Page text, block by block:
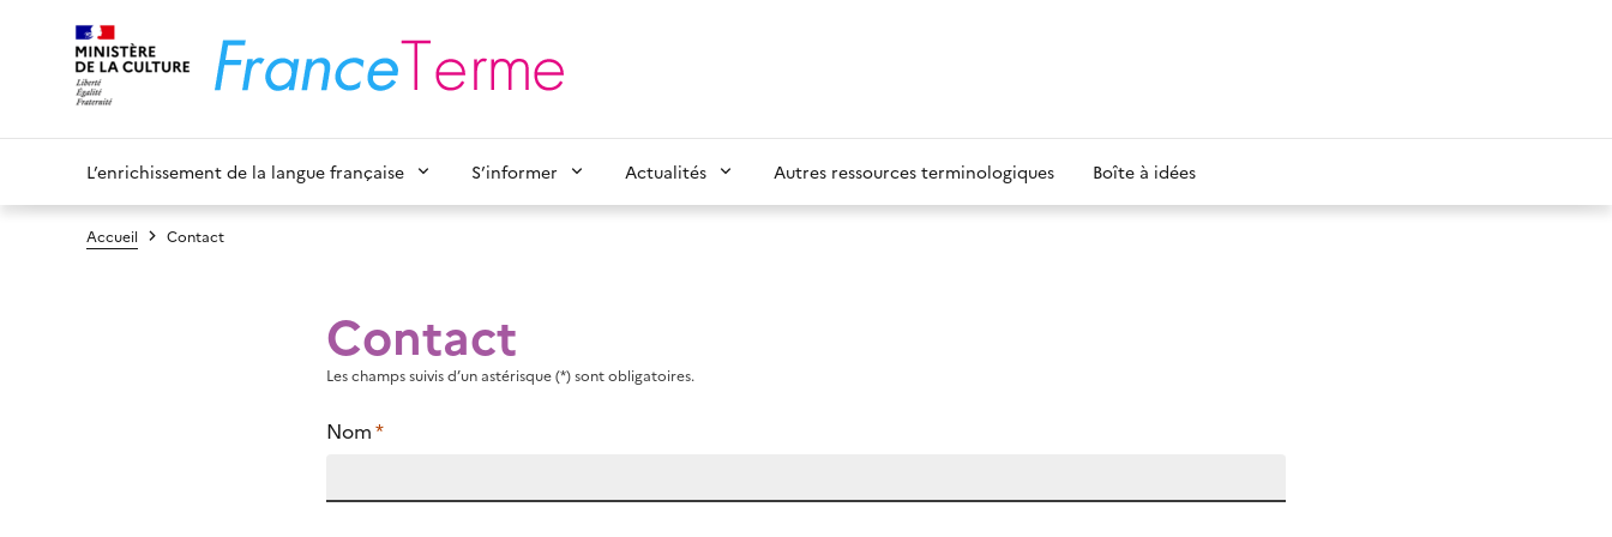
L’enrichissement de la langue française S’informer Actualités Autres ressources terminologiques Boîte à idées
Accueil Contact
Contact
Les champs suivis d’un astérisque (*) sont obligatoires.
Nom*